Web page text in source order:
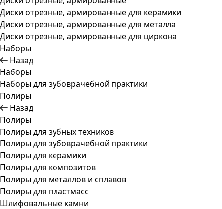
Диски отрезные, армированные для керамики
Диски отрезные, армированные для металла
Диски отрезные, армированные для циркона
Наборы
Назад
Наборы
Наборы для зубоврачебной практики
Полиры
Назад
Полиры
Полиры для зубных техников
Полиры для зубоврачебной практики
Полиры для керамики
Полиры для композитов
Полиры для металлов и сплавов
Полиры для пластмасс
Шлифовальные камни